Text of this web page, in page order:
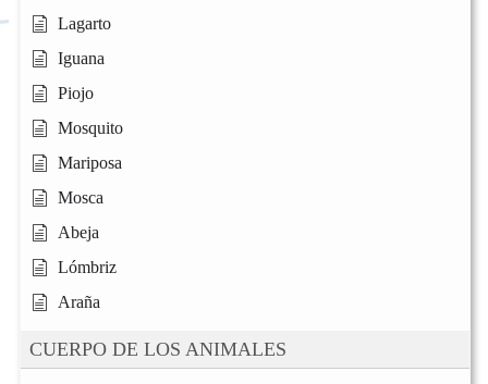
Lagarto
Iguana
Piojo
Mosquito
Mariposa
Mosca
Abeja
Lómbriz
Araña
CUERPO DE LOS ANIMALES